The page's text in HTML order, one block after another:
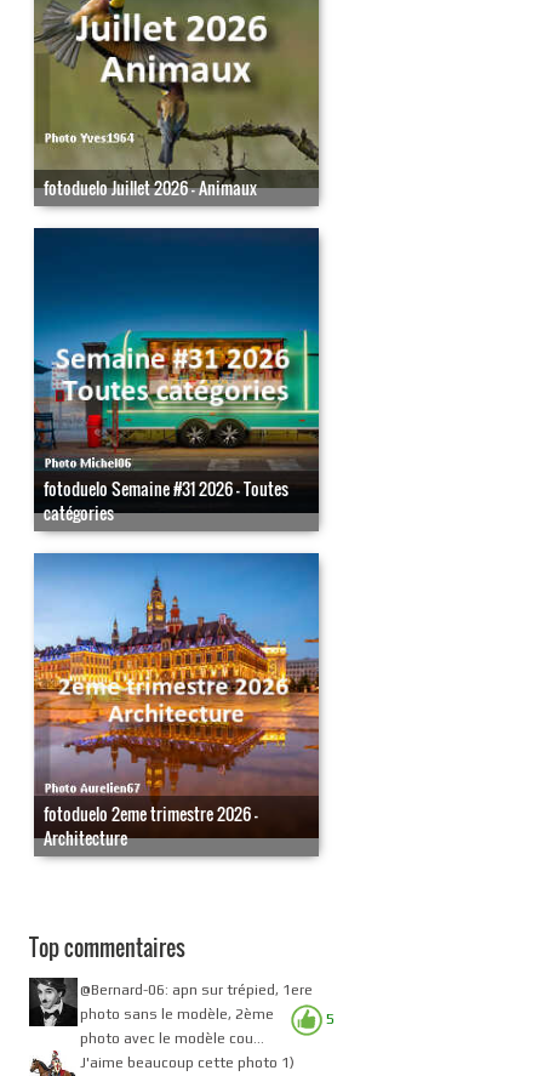
fotoduelo Juillet 2026 - Animaux
fotoduelo Semaine #31 2026 - Toutes
catégories
fotoduelo 2eme trimestre 2026 -
Architecture
Top commentaires
5
@Bernard-06: apn sur trépied, 1ere
photo sans le modèle, 2ème
photo avec le modèle cou...
J'aime beaucoup cette photo 1)